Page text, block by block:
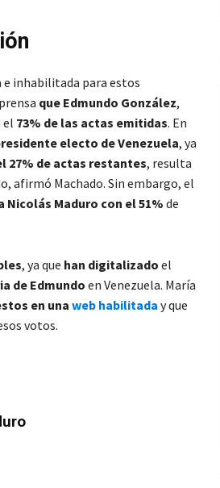
e inhabilitada para estos
que Edmundo González,
el 73% de las actas emitidas. En
electo de Venezuela, ya
27% de actas restantes, resulta
afirmó Machado. Sin embargo, el
Nicolás Maduro con el 51%de
, ya que han digitalizado el
de Edmundoen Venezuela. María
en unaweb habilitada y que
votos.